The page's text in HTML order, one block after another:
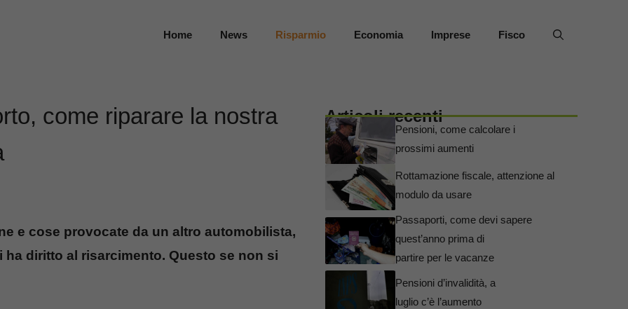
Home News Risparmio Economia Imprese Fisco
come riparare la nostra
e cose provocate da un altro automobilista,
diritto al risarcimento. Questo se non si
Articoli recenti
Pensioni, come calcolare i
prossimi aumenti
Rottamazione fiscale, attenzione al
modulo da usare
Passaporti, come devi sapere
quest’anno prima di
partire per le vacanze
Pensioni d’invalidità, a
luglio c’è l’aumento